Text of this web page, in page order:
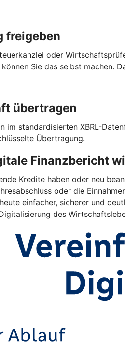
freigeben
oder
Sie das selbst machen.
übertragen
im standardisierten XBRL-
Übertragung.
Finanzbericht
Kredite haben oder neu
oder die
einfacher, sicherer und
des